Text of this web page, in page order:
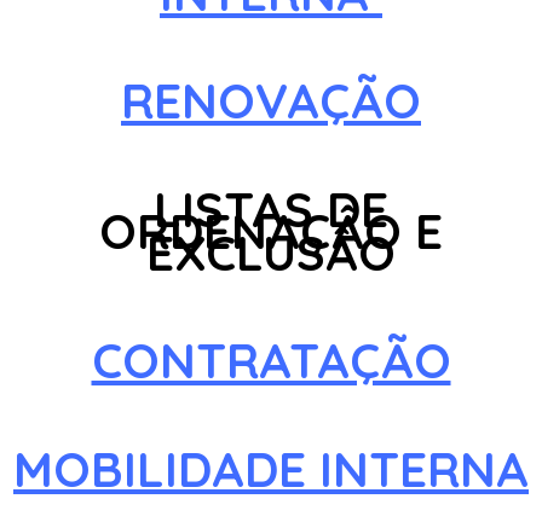
RENOVAÇÃO
LISTAS DE
ORDENAÇÂO E
EXCLUSÂO
CONTRATAÇÃO
MOBILIDADE INTERNA